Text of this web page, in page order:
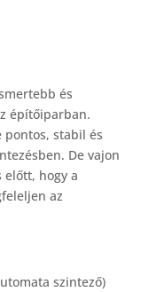
és
építőiparban.
pontos, stabil és
De vajon
hogy a
az
szintező)